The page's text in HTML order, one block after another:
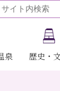
泉 歴史・